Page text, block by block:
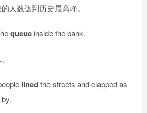
人数达到历史最高峰。
queue inside the bank.
linedthe streets and clapped as